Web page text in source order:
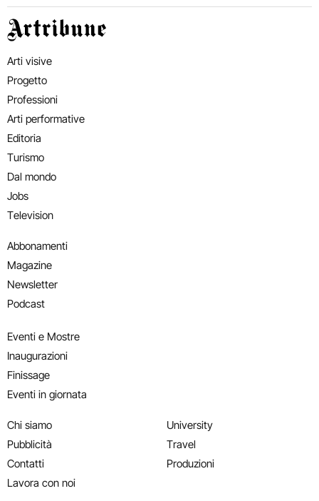
Artribune
Arti visive
Progetto
Professioni
Arti performative
Editoria
Turismo
Dal mondo
Jobs
Television
Abbonamenti
Magazine
Newsletter
Podcast
Eventi e Mostre
Inaugurazioni
Finissage
Eventi in giornata
Chi siamo
Pubblicità
Contatti
Lavora con noi
University
Travel
Produzioni